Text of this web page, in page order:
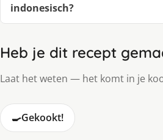
indonesisch?
Heb je dit recept
Laat het weten — het komt in je
🍳Gekookt!